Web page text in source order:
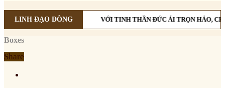
LINH ĐẠO DÒNG VỚI TINH THẦN ĐỨC ÁI TRỌN HẢO,
Boxes
Share